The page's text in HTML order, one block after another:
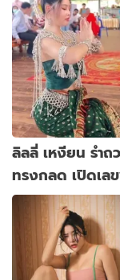
ลิลลี่ เหงียน รำถ
ทรงกลด เปิดเล